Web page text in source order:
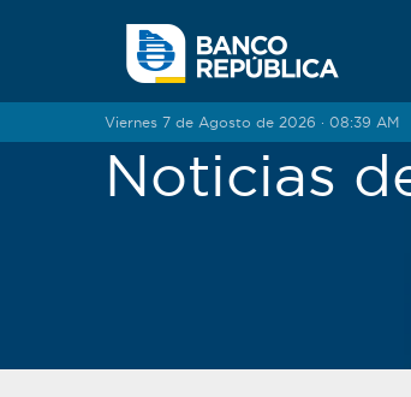
Viernes 7 de Agosto de 2026 · 08:39 AM
Noticias